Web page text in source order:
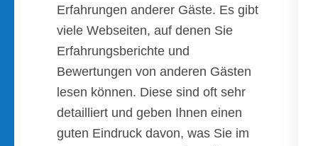
Erfahrungen anderer Gäste. Es gibt
viele Webseiten, auf denen Sie
Erfahrungsberichte und
Bewertungen von anderen Gästen
lesen können. Diese sind oft sehr
detailliert und geben Ihnen einen
guten Eindruck davon, was Sie im